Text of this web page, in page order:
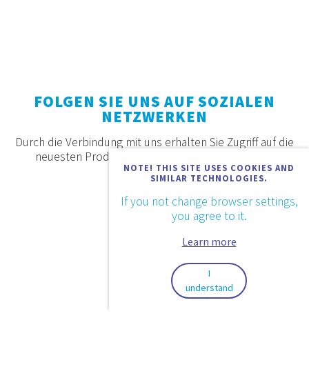
NOTE! THIS SITE USES COOKIES AND
SIMILAR TECHNOLOGIES.
If you not change browser settings,
you agree to it.
Learn more
I
understand
FOLGEN SIE UNS AUF SOZIALEN
NETZWERKEN
Durch die Verbindung mit uns erhalten Sie Zugriff auf die
neuesten Produkte, Angebote und Neuigkeiten.